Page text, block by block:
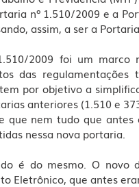
nº 1.510/2009 e a
assim, a ser a
2009 foi um marco
das
por objetivo a
anteriores (1.510 e
que nem tudo que
nessa nova portaria.
é do mesmo. O novo
Eletrônico, que antes